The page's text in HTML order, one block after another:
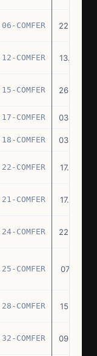
06-COMFER 22.04.76
12-COMFER 13.05.76
15-COMFER 26.05.76
17-COMFER 03.06.76
18-COMFER 03.06.76
22-COMFER 17.06.76
21-COMFER 17.06.76
24-COMFER 22.06.76
25-COMFER 07.07.76
28-COMFER 15.07.76
32-COMFER 09.09.76